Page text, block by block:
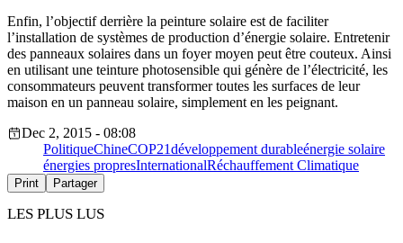
Enfin, l’objectif derrière la peinture solaire est de faciliter
l’installation de systèmes de production d’énergie solaire. Entretenir
des panneaux solaires dans un foyer moyen peut être couteux. Ainsi
en utilisant une teinture photosensible qui génère de l’électricité, les
consommateurs peuvent transformer toutes les surfaces de leur
maison en un panneau solaire, simplement en les peignant.
Dec 2, 2015 - 08:08
PolitiqueChineCOP21développement durableénergie solaire
énergies propresInternationalRéchauffement Climatique
Print Partager
LES PLUS LUS